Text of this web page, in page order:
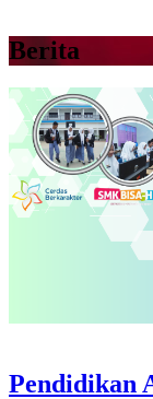
Berita
Pendidikan